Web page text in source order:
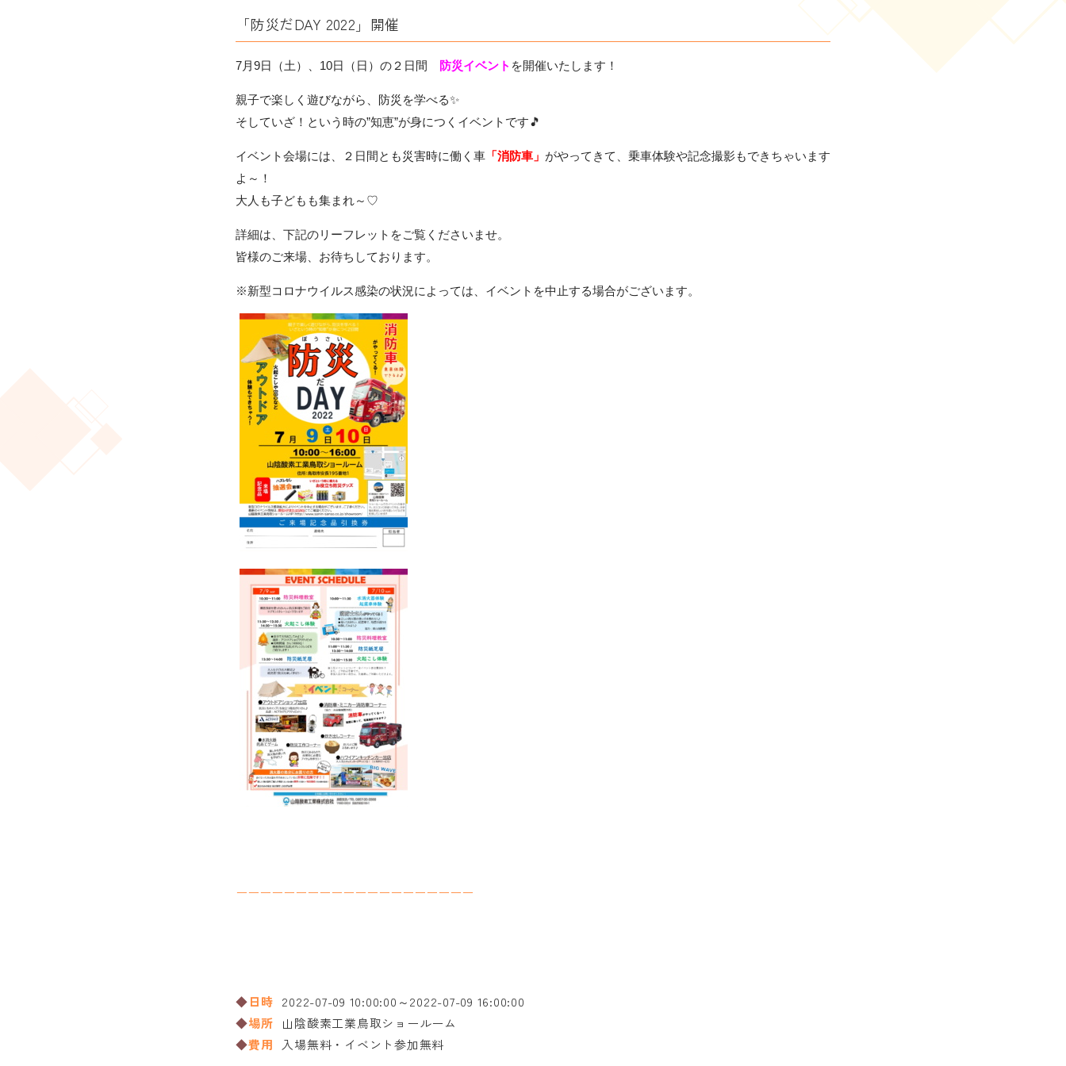
「防災だDAY 2022」開催
7月9日（土）、10日（日）の２日間 防災イベント を開催いたします！
親子で楽しく遊びながら、防災を学べる✨
そしていざ！という時の”知恵”が身につくイベントです🎵
イベント会場には、２日間とも災害時に働く車 「消防車」 がやってきて、乗車体験や記念撮影もできちゃいます
よ～！
大人も子どもも集まれ～♡
詳細は、下記のリーフレットをご覧くださいませ。
皆様のご来場、お待ちしております。
※新型コロナウイルス感染の状況によっては、イベントを中止する場合がございます。
ーーーーーーーーーーーーーーーーーーーー
日時 2022-07-09 10:00:00～2022-07-09 16:00:00
場所
山陰酸素工業鳥取ショールーム
費用 入場無料・イベント参加無料